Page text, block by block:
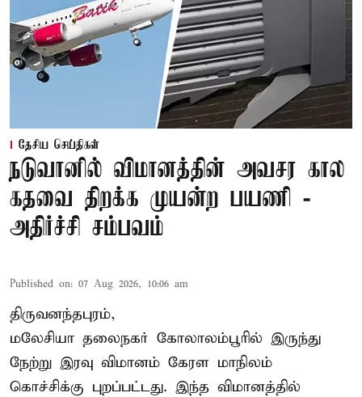
தேசிய செய்திகள்
நடுவானில் விமானத்தின் அவசர கால
கதவை திறக்க முயன்ற பயணி -
அதிர்ச்சி சம்பவம்
Published on: 07 Aug 2026, 10:06 am
திருவனந்தபுரம்,
மலேசியா தலைநகர் கோலாலம்பூரில் இருந்து
நேற்று இரவு விமானம் கேரள மாநிலம்
கொச்சிக்கு புறப்பட்டது. இந்த விமானத்தில்